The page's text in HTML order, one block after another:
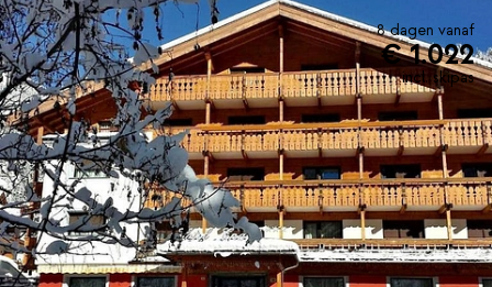
8 dagen vanaf
€ 1.022
incl. skipas